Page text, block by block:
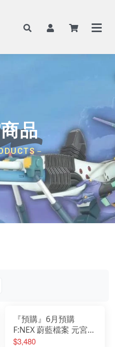
品
－
『預購』6月預購
F:NEX 蔚藍檔案 元宮千
秋 紀念大廳Ver 1/7
$3,480